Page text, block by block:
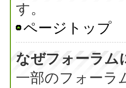
す。
ページトップ
なぜフォーラム
一部のフォーラ